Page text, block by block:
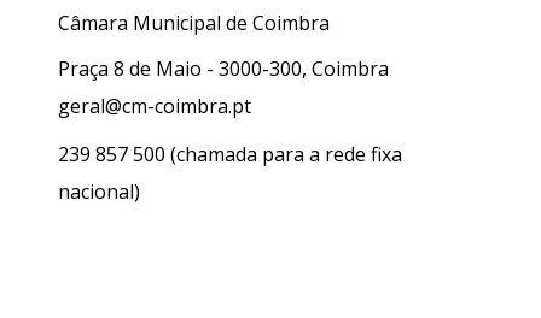
Câmara Municipal de Coimbra
Praça 8 de Maio - 3000-300, Coimbra
geral@cm-coimbra.pt
239 857 500 (chamada para a rede fixa
nacional)